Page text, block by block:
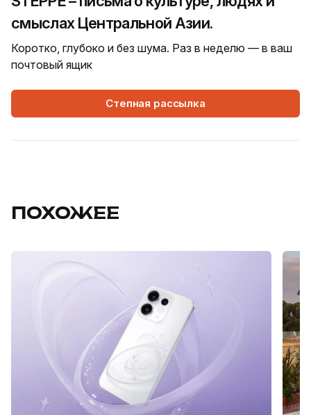
смыслах Центральной Азии.
Коротко, глубоко и без шума. Раз в неделю — в ваш
почтовый ящик
Степная рассылка
ПОХОЖЕЕ